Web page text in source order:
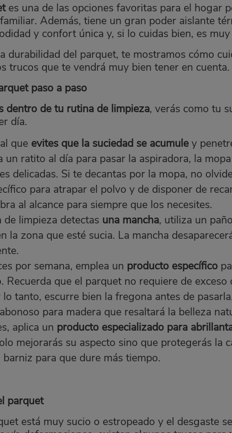
es una de las opciones favoritas para el hogar
Además, tiene un gran poder aislante
y confort única y, si lo cuidas bien, es
durabilidad del parquet, te mostramos cómo
trucos que te vendrá muy bien tener en cuenta.
paso a paso
dentro de tu rutina de limpieza, verás como tu
día.
que evites que la suciedad se acumule y
un ratito al día para pasar la aspiradora, la
delicadas. Si te decantas por la mopa, no
para atrapar el polvo y de disponer de
al alcance para siempre que los necesites.
limpieza detectas una mancha, utiliza un
la zona que esté sucia. La mancha
por semana, emplea un producto específico
Recuerda que el parquet no requiere de exceso
tanto, escurre bien la fregona antes de
para madera que resaltará la belleza
aplica un producto especializado para
mejorarás su aspecto sino que protegerás la
para que dure más tiempo.
parquet
está muy sucio o estropeado y el desgaste